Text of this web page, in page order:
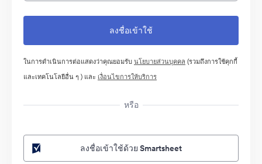
ในการดำเนินการต่อแสดงว่าคุณยอมรับนโยบายส่วนบุคคล (รวมถึงการใช้คุกกี้
และเทคโนโลยีอื่น ๆ ) และ เงื่อนไขการให้บริการ
หรือ
ลงชื่อเข้าใช้ด้วย Smartsheet